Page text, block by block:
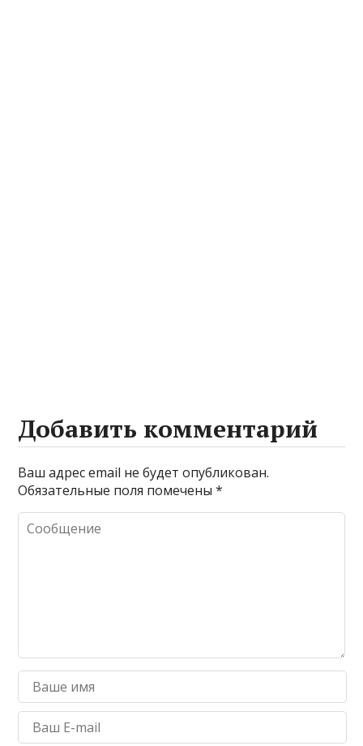
Добавить комментарий
Ваш адрес email не будет опубликован.
Обязательные поля помечены*